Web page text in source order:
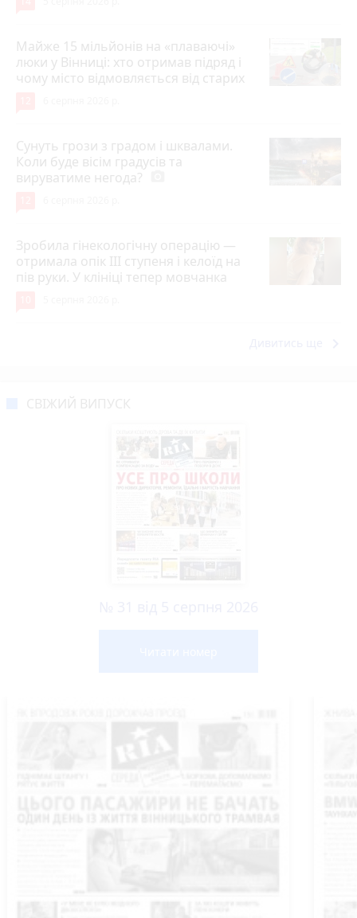
Майже 15 мільйонів на «плаваючі»
люки у Вінниці: хто отримав підряд і
чому місто відмовляється від старих
Сунуть грози з градом і шквалами.
Коли буде вісім градусів та
вируватиме негода?
Зробила гінекологічну операцію —
отримала опік ІІІ ступеня і келоїд на
пів руки. У клініці тепер мовчанка